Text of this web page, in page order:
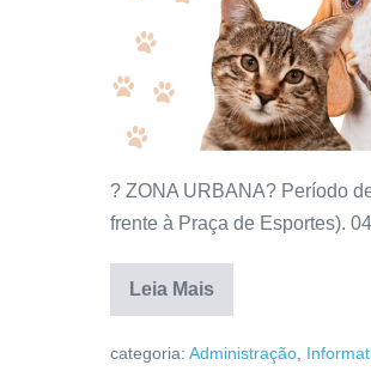
? ZONA URBANA? Período
frente à Praça de Esportes).
Leia Mais
categoria: Administração,